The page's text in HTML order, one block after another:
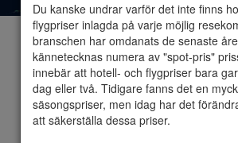
Du kanske undrar varför det inte finns
flygpriser inlagda på varje möjlig
branschen har omdanats de senaste
kännetecknas numera av "spot-pris"
innebär att hotell- och flygpriser bara
dag eller två. Tidigare fanns det en
säsongspriser, men idag har det
att säkerställa dessa priser.
Maldiverna